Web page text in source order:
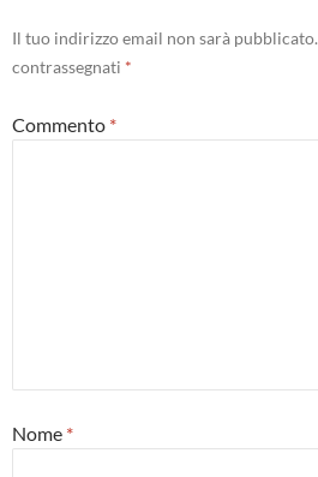
Il tuo indirizzo email non sarà pubblicato.
contrassegnati *
Commento *
Nome *